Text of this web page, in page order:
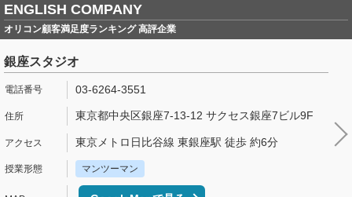
ENGLISH COMPANY
オリコン顧客満足度ランキング 高評企業
銀座スタジオ
03-6264-3551
東京都中央区銀座7-13-12 サクセス銀座7ビル9F
東京メトロ日比谷線 東銀座駅 徒歩 約6分
マンツーマン